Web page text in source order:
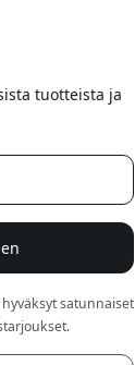
tuotteista ja
satunnaiset